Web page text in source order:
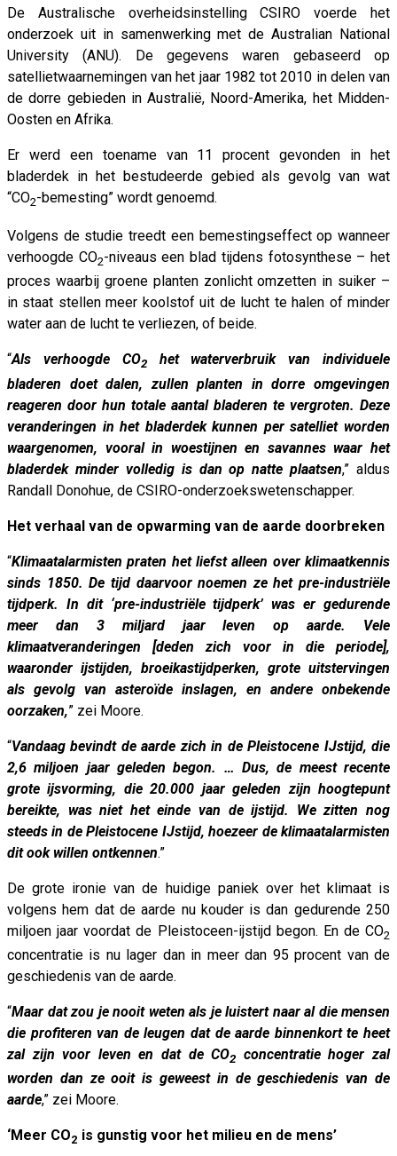
De Australische overheidsinstelling CSIRO voerde het
onderzoek uit in samenwerking met de Australian National
University (ANU). De gegevens waren gebaseerd op
satellietwaarnemingen van het jaar 1982 tot 2010 in delen van
de dorre gebieden in Australië, Noord-Amerika, het Midden-
Oosten en Afrika.
Er werd een toename van 11 procent gevonden in het
bladerdek in het bestudeerde gebied als gevolg van wat
“CO2-bemesting” wordt genoemd.
Volgens de studie treedt een bemestingseffect op wanneer
verhoogde CO2-niveaus een blad tijdens fotosynthese – het
proces waarbij groene planten zonlicht omzetten in suiker –
in staat stellen meer koolstof uit de lucht te halen of minder
water aan de lucht te verliezen, of beide.
“Als verhoogde CO2het waterverbruik van individuele
bladeren doet dalen, zullen planten in dorre omgevingen
reageren door hun totale aantal bladeren te vergroten. Deze
veranderingen in het bladerdek kunnen per satelliet worden
waargenomen, vooral in woestijnen en savannes waar het
bladerdek minder volledig is dan op natte plaatsen,” aldus
Randall Donohue, de CSIRO-onderzoekswetenschapper.
Het verhaal van de opwarming van de aarde doorbreken
“Klimaatalarmisten praten het liefst alleen over klimaatkennis
sinds 1850. De tijd daarvoor noemen ze het pre-industriële
tijdperk. In dit ‘pre-industriële tijdperk’ was er gedurende
meer dan 3 miljard jaar leven op aarde. Vele
klimaatveranderingen [deden zich voor in die periode],
waaronder ijstijden, broeikastijdperken, grote uitstervingen
als gevolg van asteroïde inslagen, en andere onbekende
oorzaken,” zei Moore.
“Vandaag bevindt de aarde zich in de Pleistocene IJstijd, die
2,6 miljoen jaar geleden begon. … Dus, de meest recente
grote ijsvorming, die 20.000 jaar geleden zijn hoogtepunt
bereikte, was niet het einde van de ijstijd. We zitten nog
steeds in de Pleistocene IJstijd, hoezeer de klimaatalarmisten
dit ook willen ontkennen.”
De grote ironie van de huidige paniek over het klimaat is
volgens hem dat de aarde nu kouder is dan gedurende 250
miljoen jaar voordat de Pleistoceen-ijstijd begon. En de CO2
concentratie is nu lager dan in meer dan 95 procent van de
geschiedenis van de aarde.
“Maar dat zou je nooit weten als je luistert naar al die mensen
die profiteren van de leugen dat de aarde binnenkort te heet
zal zijn voor leven en dat de CO2 concentratie hoger zal
worden dan ze ooit is geweest in de geschiedenis van de
aarde,” zei Moore.
‘Meer CO2 is gunstig voor het milieu en de mens’